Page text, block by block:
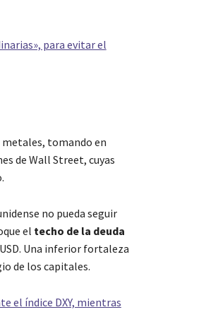
para evitar el
metales, tomando en
de Wall Street, cuyas
no pueda seguir
el techo de la deuda
Una inferior fortaleza
de los capitales.